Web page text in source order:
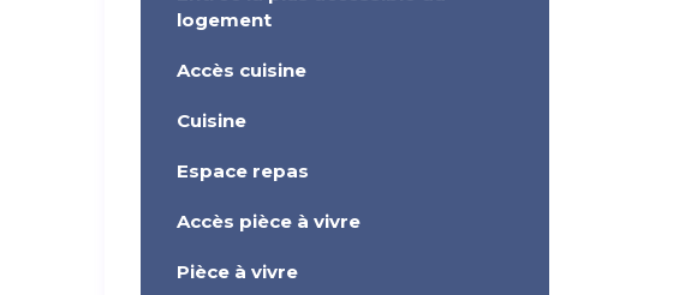
logement
Accès cuisine
Cuisine
Espace repas
Accès pièce à vivre
Pièce à vivre